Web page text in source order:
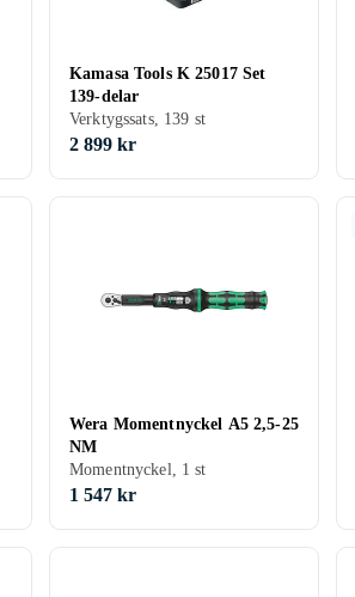
Kamasa Tools K 25017 Set
139-delar
Verktygssats, 139 st
2 899 kr
Wera Momentnyckel A5 2,5-25
NM
Momentnyckel, 1 st
1 547 kr